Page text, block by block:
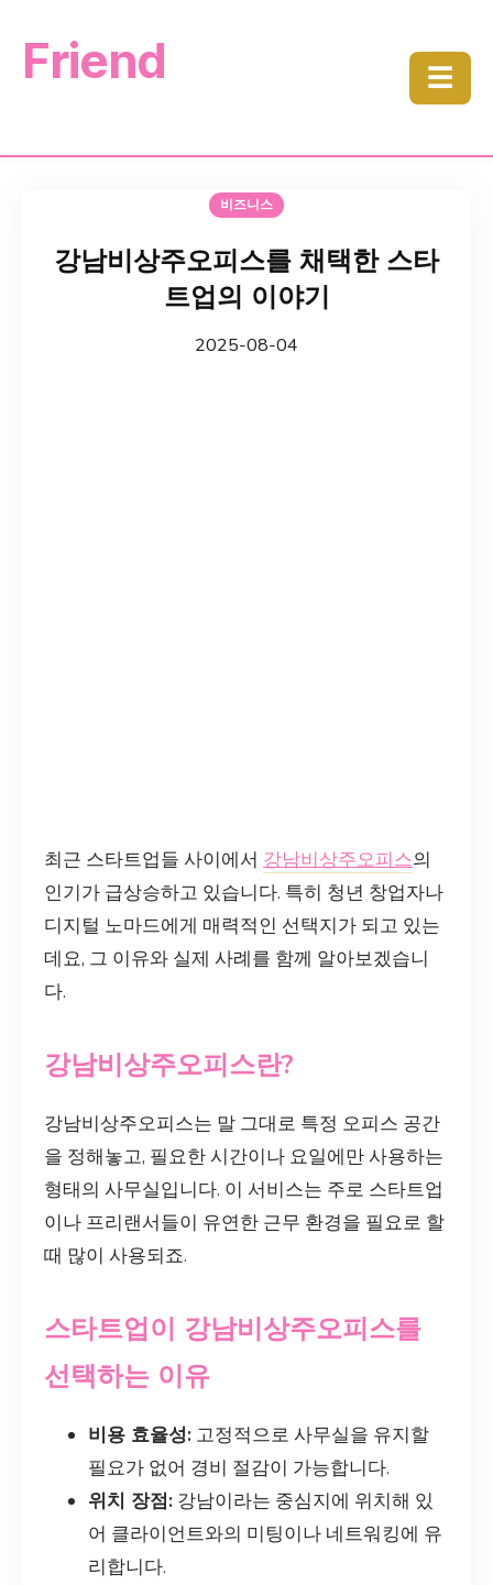
Friend ☰
비즈니스
강남비상주오피스를 채택한 스타
트업의 이야기
2025-08-04
최근 스타트업들 사이에서 강남비상주오피스의
인기가 급상승하고 있습니다. 특히 청년 창업자나
디지털 노마드에게 매력적인 선택지가 되고 있는
데요, 그 이유와 실제 사례를 함께 알아보겠습니
다.
강남비상주오피스란?
강남비상주오피스는 말 그대로 특정 오피스 공간
을 정해놓고, 필요한 시간이나 요일에만 사용하는
형태의 사무실입니다. 이 서비스는 주로 스타트업
이나 프리랜서들이 유연한 근무 환경을 필요로 할
때 많이 사용되죠.
스타트업이 강남비상주오피스를
선택하는 이유
비용 효율성: 고정적으로 사무실을 유지할
필요가 없어 경비 절감이 가능합니다.
위치 장점: 강남이라는 중심지에 위치해 있
어 클라이언트와의 미팅이나 네트워킹에 유
리합니다.